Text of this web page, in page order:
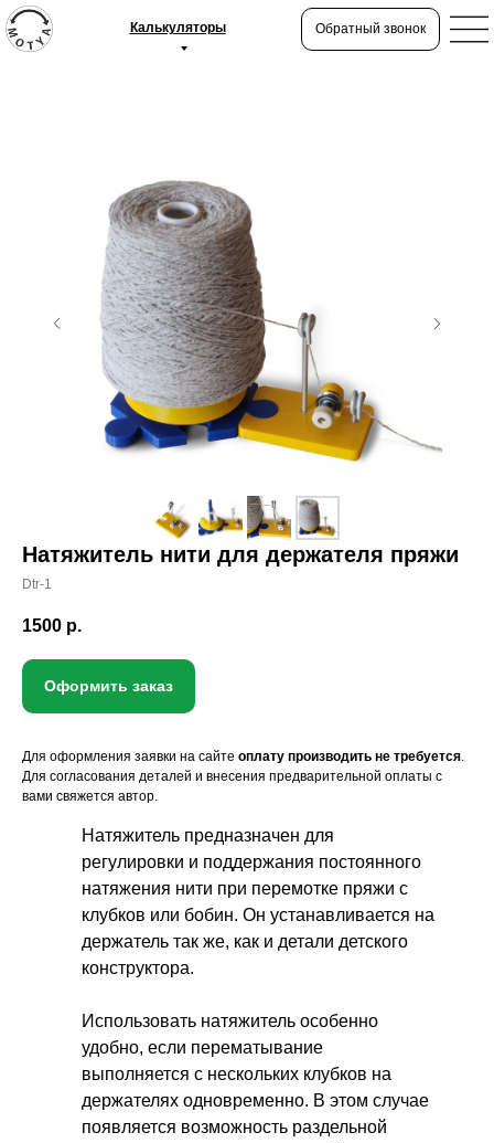
Обратный звонок
Калькуляторы
Натяжитель нити для держателя пряжи
Dtr-1
1500 р.
Оформить заказ
Для оформления заявки на сайте оплату производить не требуется.
Для согласования деталей и внесения предварительной оплаты с
вами свяжется автор.
Натяжитель предназначен для
регулировки и поддержания постоянного
натяжения нити при перемотке пряжи с
клубков или бобин. Он устанавливается на
держатель так же, как и детали детского
конструктора.
Использовать натяжитель особенно
удобно, если перематывание
выполняется с нескольких клубков на
держателях одновременно. В этом случае
появляется возможность раздельной